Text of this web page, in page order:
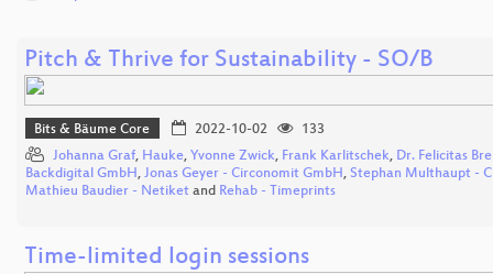
Pitch & Thrive for Sustainability - SO/B
Bits & Bäume Core 2022-10-02
133
Johanna Graf, Hauke, Yvonne Zwick, Frank Karlitschek, Dr. Felicitas
Backdigital GmbH, Jonas Geyer - Circonomit GmbH, Stephan Multhaupt -
Mathieu Baudier - Netiket and Rehab - Timeprints
Time-limited login sessions